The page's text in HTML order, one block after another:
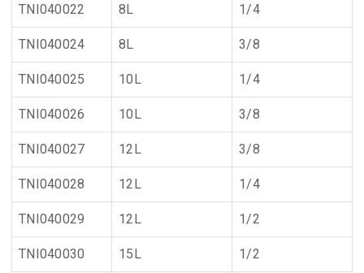
TNI040022 8L 1/4
TNI040024 8L 3/8
TNI040025 10L 1/4
TNI040026 10L 3/8
TNI040027 12L 3/8
TNI040028 12L 1/4
TNI040029 12L 1/2
TNI040030 15L 1/2